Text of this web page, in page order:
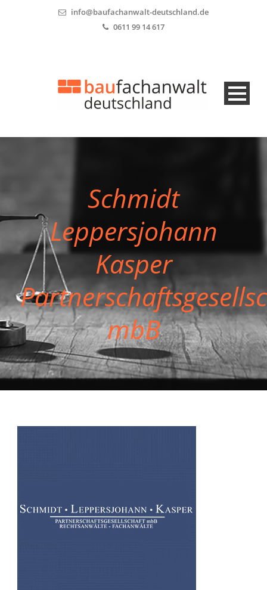
info@baufachanwalt-deutschland.de
0611 99 14 617
Schmidt
Leppersjohann
Kasper
mbB